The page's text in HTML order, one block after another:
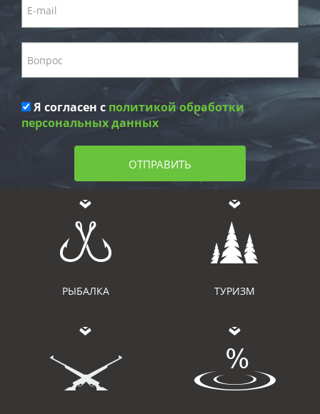
Я согласен с политикой обработки
персональных данных
ОТПРАВИТЬ
РЫБАЛКА ТУРИЗМ